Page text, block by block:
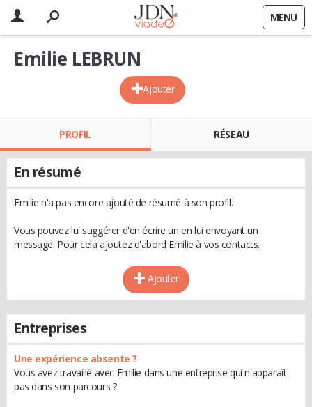
MENU
Ajouter
Emilie LEBRUN
PROFIL RÉSEAU
En résumé
Emilie n'a pas encore ajouté de résumé à son profil.
Vous pouvez lui suggérer d'en écrire un en lui envoyant un
message. Pour cela ajoutez d'abord Emilie à vos contacts.
Ajouter
Entreprises
Une expérience absente ?
Vous avez travaillé avec Emilie dans une entreprise qui n'apparaît
pas dans son parcours ?